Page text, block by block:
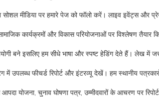
सोशल मीडिया पर हमारे पेज को फॉलो करें। लाइव इवेंट्स
कार्यक्रमों और विकास परियोजनाओं पर विश्लेषण
बने इसलिए हम सीधे भाषा और स्पष्ट हेडिंग देते हैं। लेख
उपलब्ध फीचर्ड रिपोर्ट और इंटरव्यू देखें। हम स्थानीय
आपदा योजना, चुनाव घोषणा पत्र, उम्मीदवारों के आचरण पर